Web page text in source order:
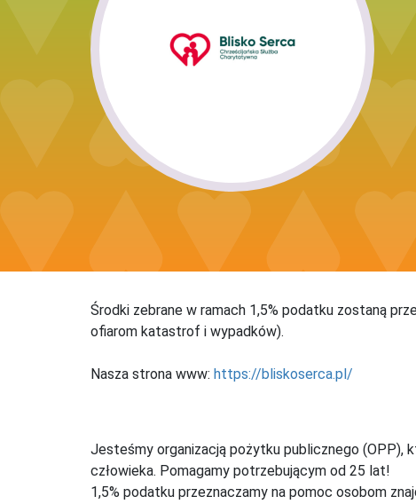
Środki zebrane w ramach 1,5% podatku zostaną
ofiarom katastrof i wypadków).
Nasza strona www: https://bliskoserca.pl/
Jesteśmy organizacją pożytku publicznego (OPP),
człowieka. Pomagamy potrzebującym od 25 lat!
1,5% podatku przeznaczamy na pomoc osobom